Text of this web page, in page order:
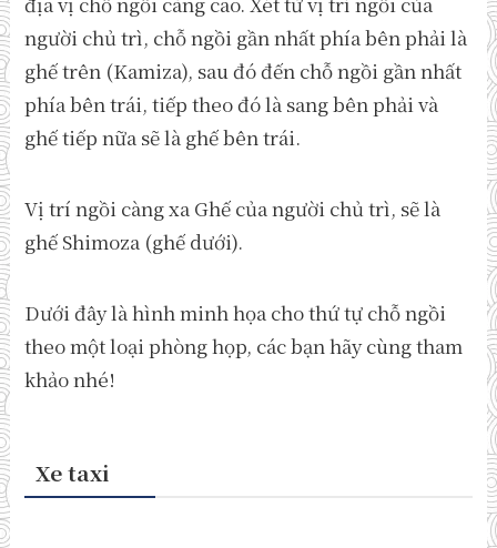
người chủ trì, chỗ ngồi gần nhất phía bên phải là
ghế trên (Kamiza), sau đó đến chỗ ngồi gần nhất
phía bên trái, tiếp theo đó là sang bên phải và
ghế tiếp nữa sẽ là ghế bên trái.
Vị trí ngồi càng xa Ghế của người chủ trì, sẽ là
ghế Shimoza (ghế dưới).
Dưới đây là hình minh họa cho thứ tự chỗ ngồi
theo một loại phòng họp, các bạn hãy cùng tham
khảo nhé!
Xe taxi